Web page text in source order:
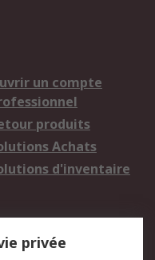
un compte
produits
Achats
d'inventaire
privée